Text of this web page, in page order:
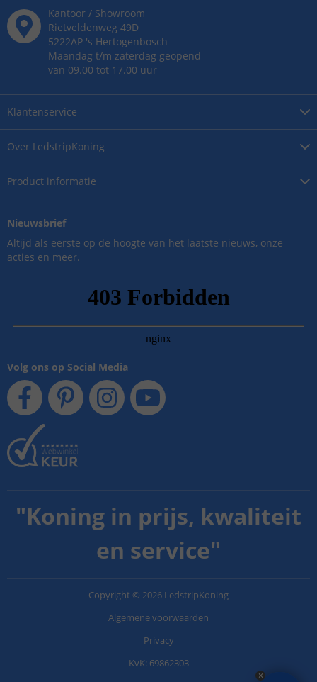
Over LedstripKoning
Product informatie
Klantenservice
Kantoor / Showroom
Rietveldenweg 49D
5222AP 's Hertogenbosch
Maandag t/m zaterdag geopend
van 09.00 tot 17.00 uur
Nieuwsbrief
Altijd als eerste op de hoogte van het laatste nieuws, onze
acties en meer.
Volg ons op Social Media
"Koning in prijs, kwaliteit
en service"
Copyright © 2026 LedstripKoning
Algemene voorwaarden
Privacy
KvK: 69862303